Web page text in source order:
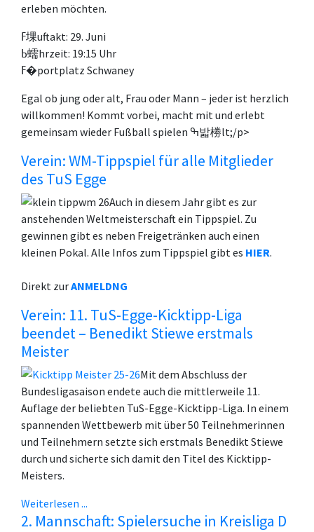
erleben möchten.
ߓ堁uftakt: 29. Juni
ߕ蠕hrzeit: 19:15 Uhr
ߓ�portplatz Schwaney
Egal ob jung oder alt, Frau oder Mann – jeder ist herzlich
willkommen! Kommt vorbei, macht mit und erlebt
gemeinsam wieder Fußball spielen ߒ밟椦lt;/p>
Verein: WM-Tippspiel für alle Mitglieder
des TuS Egge
Auch in diesem Jahr gibt es zur
anstehenden Weltmeisterschaft ein Tippspiel. Zu
gewinnen gibt es neben Freigetränken auch einen
kleinen Pokal. Alle Infos zum Tippspiel gibt es HIER.
Direkt zurANMELDNG
Verein: 11. TuS-Egge-Kicktipp-Liga
beendet – Benedikt Stiewe erstmals
Meister
Mit dem Abschluss der
Bundesligasaison endete auch die mittlerweile 11.
Auflage der beliebten TuS-Egge-Kicktipp-Liga. In einem
spannenden Wettbewerb mit über 50 Teilnehmerinnen
und Teilnehmern setzte sich erstmals Benedikt Stiewe
durch und sicherte sich damit den Titel des Kicktipp-
Meisters.
Weiterlesen ...
2. Mannschaft: Spielersuche in Kreisliga D